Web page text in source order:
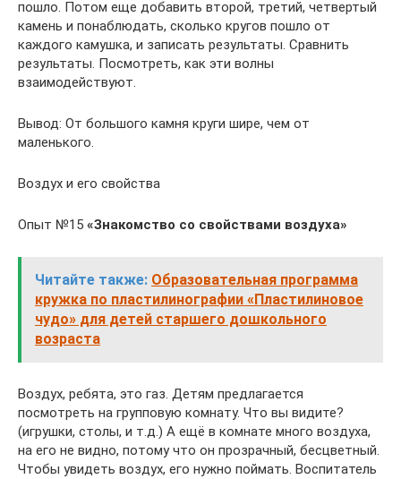
пошло. Потом еще добавить второй, третий, четвертый
камень и понаблюдать, сколько кругов пошло от
каждого камушка, и записать результаты. Сравнить
результаты. Посмотреть, как эти волны
взаимодействуют.
Вывод: От большого камня круги шире, чем от
маленького.
Воздух и его свойства
Опыт №15 «Знакомство со свойствами воздуха»
Читайте также: Образовательная программа
кружка по пластилинографии «Пластилиновое
чудо» для детей старшего дошкольного
возраста
Воздух, ребята, это газ. Детям предлагается
посмотреть на групповую комнату. Что вы видите?
(игрушки, столы, и т.д.) А ещё в комнате много воздуха,
на его не видно, потому что он прозрачный, бесцветный.
Чтобы увидеть воздух, его нужно поймать. Воспитатель